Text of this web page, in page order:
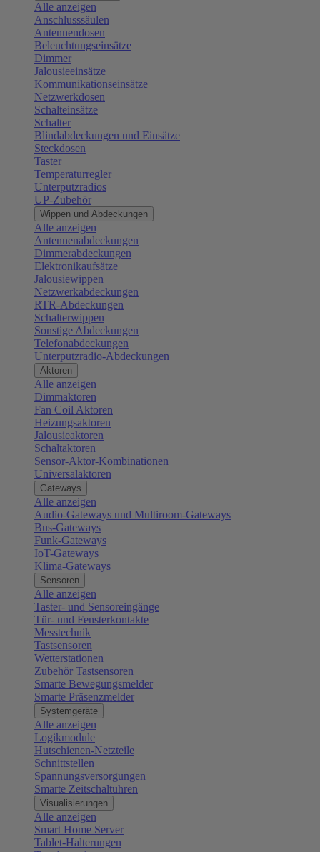
Alle anzeigen
Anschlusssäulen
Antennendosen
Beleuchtungseinsätze
Dimmer
Jalousieeinsätze
Kommunikationseinsätze
Netzwerkdosen
Schalteinsätze
Schalter
Blindabdeckungen und Einsätze
Steckdosen
Taster
Temperaturregler
Unterputzradios
UP-Zubehör
Wippen und Abdeckungen
Alle anzeigen
Antennenabdeckungen
Dimmerabdeckungen
Elektronikaufsätze
Jalousiewippen
Netzwerkabdeckungen
RTR-Abdeckungen
Schalterwippen
Sonstige Abdeckungen
Telefonabdeckungen
Unterputzradio-Abdeckungen
Aktoren
Alle anzeigen
Dimmaktoren
Fan Coil Aktoren
Heizungsaktoren
Jalousieaktoren
Schaltaktoren
Sensor-Aktor-Kombinationen
Universalaktoren
Gateways
Alle anzeigen
Audio-Gateways und Multiroom-Gateways
Bus-Gateways
Funk-Gateways
IoT-Gateways
Klima-Gateways
Sensoren
Alle anzeigen
Taster- und Sensoreingänge
Tür- und Fensterkontakte
Messtechnik
Tastsensoren
Wetterstationen
Zubehör Tastsensoren
Smarte Bewegungsmelder
Smarte Präsenzmelder
Systemgeräte
Alle anzeigen
Logikmodule
Hutschienen-Netzteile
Schnittstellen
Spannungsversorgungen
Smarte Zeitschaltuhren
Visualisierungen
Alle anzeigen
Smart Home Server
Tablet-Halterungen